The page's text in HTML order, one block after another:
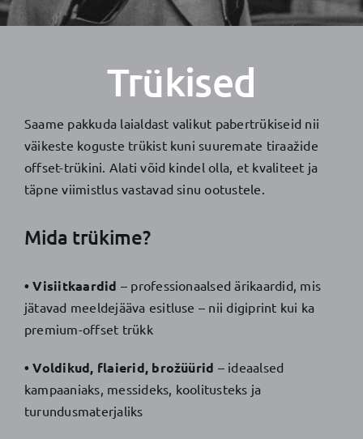
Trükised
Saame pakkuda laialdast valikut pabertrükiseid nii
väikeste koguste trükist kuni suuremate tiraažide
offset-trükini. Alati võid kindel olla, et kvaliteet ja
täpne viimistlus vastavad sinu ootustele.
Mida trükime?
• Visiitkaardid – professionaalsed ärikaardid, mis
jätavad meeldejääva esitluse – nii digiprint kui ka
premium-offset trükk
• Voldikud, flaierid, brožüürid – ideaalsed
kampaaniaks, messideks, koolitusteks ja
turundusmaterjaliks